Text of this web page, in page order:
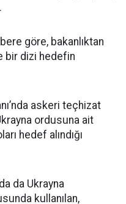
göre, bakanlıktan
bir dizi hedefin
askeri teçhizat
ordusuna ait
hedef alındığı
da Ukrayna
kullanılan,